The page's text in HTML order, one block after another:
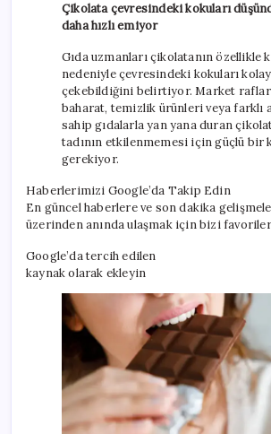
Çikolata çevresindeki kokuları
daha hızlı emiyor
Gıda uzmanları çikolatanın özellikle
nedeniyle çevresindeki kokuları
çekebildiğini belirtiyor. Market
baharat, temizlik ürünleri veya farklı
sahip gıdalarla yan yana duran
tadının etkilenmemesi için güçlü bir
gerekiyor.
Haberlerimizi Google’da Takip Edin
En güncel haberlere ve son dakika
üzerinden anında ulaşmak için bizi
Google’da tercih edilen
kaynak olarak ekleyin